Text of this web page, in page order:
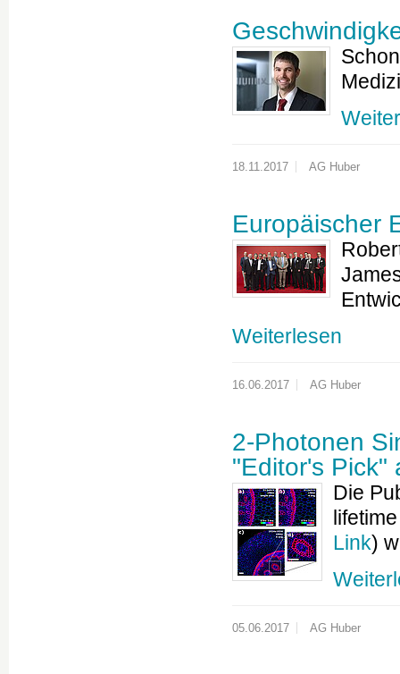
18.11.2017 AG Huber
Europäischer
Weiterlesen
16.06.2017 AG Huber
2-Photonen
"Editor's Pick"
Die
Link)
05.06.2017 AG Huber